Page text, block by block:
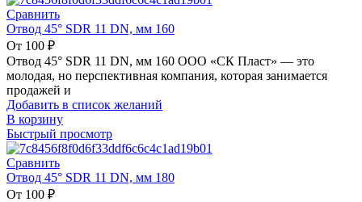
Сравнить
Отвод 45° SDR 11 DN, мм 160
От 100 ₽
Отвод 45° SDR 11 DN, мм 160 ООО «СК Пласт» — это
молодая, но перспективная компания, которая занимается
продажей и
Добавить в список желаний
В корзину
Быстрый просмотр
Сравнить
Отвод 45° SDR 11 DN, мм 180
От 100 ₽